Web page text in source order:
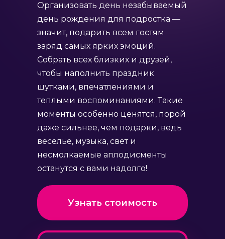
Организовать день незабываемый
день рождения для подростка —
значит, подарить всем гостям
заряд самых ярких эмоций.
Собрать всех близких и друзей,
чтобы наполнить праздник
шутками, впечатлениями и
теплыми воспоминаниями. Такие
моменты особенно ценятся, порой
даже сильнее, чем подарки, ведь
веселье, музыка, свет и
несмолкаемые аплодисменты
останутся с вами надолго!
Узнать стоимость